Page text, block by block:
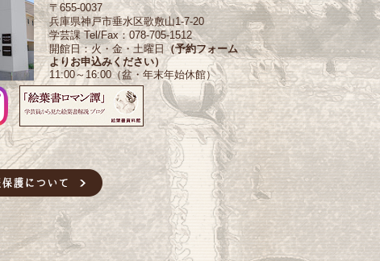
〒655-0037
兵庫県神戸市垂水区歌敷山1-7-20
学芸課 Tel/Fax：078-705-1512
開館日：火・金・土曜日 （予約フォーム
よりお申込みください）
11:00～16:00（盆・年末年始休館）